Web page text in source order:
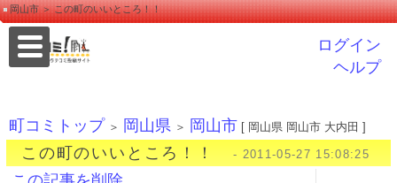
岡山市 ＞ この町のいいところ！！
ログイン
ヘルプ
町コミトップ ＞ 岡山県 ＞ 岡山市 [ 岡山県 岡山市 大内田 ]
この町のいいところ！！ - 2011-05-27 15:08:25